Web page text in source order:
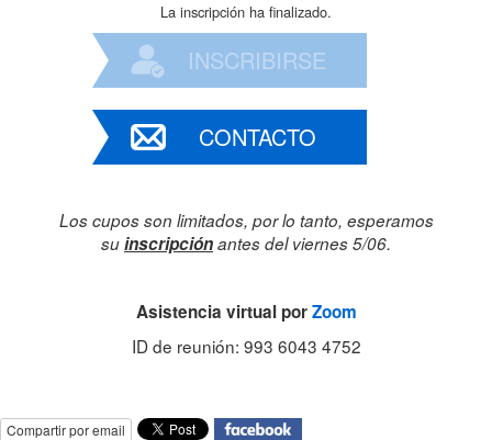
La inscripción ha finalizado.
INSCRIBIRSE
CONTACTO
Los cupos son limitados, por lo tanto, esperamos
suinscripciónantes del viernes 5/06.
Asistencia virtual porZoom
ID de reunión: 993 6043 4752
Compartir por email